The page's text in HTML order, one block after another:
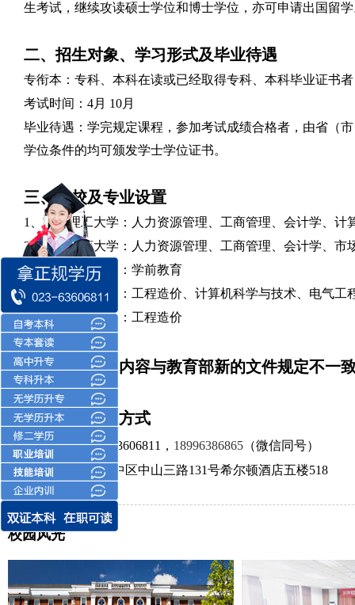
生考试，继续攻读硕士学位和博士学位，亦可申请出国留
二、招生对象、学习形式及毕业待遇
专衔本：专科、本科在读或已经取得专科、本科毕业证书
考试时间： 4月 10月
毕业待遇：学完规定课程，参加考试成绩合格者，由省（
学位条件的均可颁发学士学位证书。
三、院校及专业设置
1、重庆理工大学：人力资源管理、工商管理、会计学、计
2、重庆工商大学：人力资源管理、工商管理、会计学、市
3、重庆文理学院：学前教育
4、重庆科技大学：工程造价、计算机科学与技术、电气工
5、重庆交通大学：工程造价
四、若本简章内容与教育部新的文件规定不一
五、报名联系方式
联系电话：023-63606811， 18996386865 （微信同号）
地址：重庆市渝中区中山三路131号希尔顿酒店五楼518
校园风光